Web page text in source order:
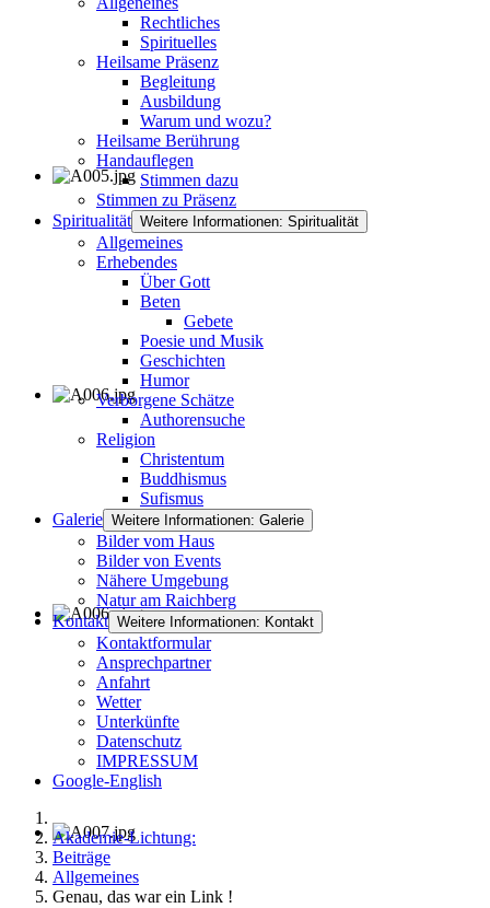
Rechtliches
Spirituelles
Heilsame Präsenz
Begleitung
Ausbildung
Warum und wozu?
Heilsame Berührung
Handauflegen
Stimmen dazu
Stimmen zu Präsenz
Spiritualität Weitere Informationen: Spiritualität
Allgemeines
Erhebendes
Über Gott
Beten
Gebete
Poesie und Musik
Geschichten
Humor
Verborgene Schätze
Authorensuche
Religion
Christentum
Buddhismus
Sufismus
Galerie Weitere Informationen: Galerie
Bilder vom Haus
Bilder von Events
Nähere Umgebung
Natur am Raichberg
Kontakt Weitere Informationen: Kontakt
Kontaktformular
Ansprechpartner
Anfahrt
Wetter
Unterkünfte
Datenschutz
IMPRESSUM
Google-English
Akademie-Lichtung:
Beiträge
Allgemeines
Genau, das war ein Link !